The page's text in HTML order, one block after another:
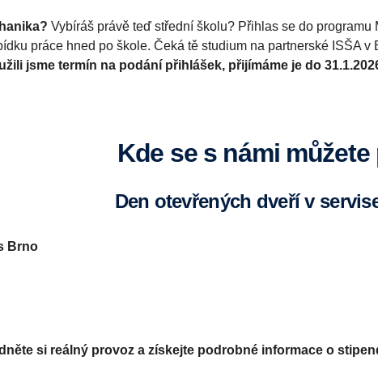
Vybíráš právě teď střední školu? Přihlas se do
práce hned po škole. Čeká tě studium na partnerské ISŠA
jsme termín na podání přihlášek, přijímáme je do
Kde se s námi
Den otevřených dveří v
Brno
si reálný provoz a zís­kej­te podrob­né infor­ma­ce o